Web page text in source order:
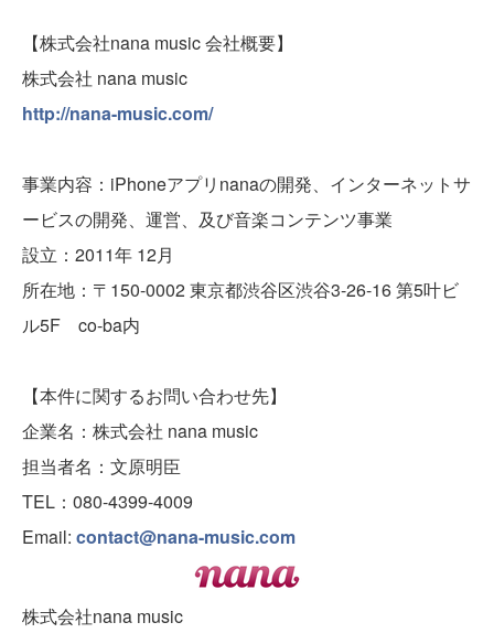
【株式会社nana music 会社概要】
株式会社 nana music
http://nana-music.com/
事業内容：iPhoneアプリnanaの開発、インターネットサ
ービスの開発、運営、及び音楽コンテンツ事業
設立：2011年 12月
所在地：〒150-0002 東京都渋谷区渋谷3-26-16 第5叶ビ
ル5F co-ba内
【本件に関するお問い合わせ先】
企業名：株式会社 nana music
担当者名：文原明臣
TEL：080-4399-4009
Email: contact@nana-music.com
株式会社nana music